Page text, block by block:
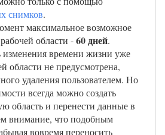
снимков.
максимальное возможное
области -60 дней.
времени жизни уже
области не предусмотрена,
удаления пользователем. Но
всегда можно создать
область и перенести данные в
внимание, что подобным
вовремя переносить